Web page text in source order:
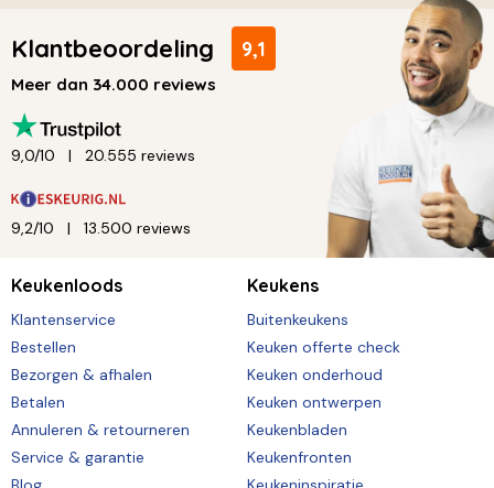
Klantbeoordeling 9,1
Meer dan 34.000 reviews
9,0/10 20.555 reviews
9,2/10 13.500 reviews
Keukenloods
Klantenservice
Bestellen
Bezorgen & afhalen
Betalen
Annuleren & retourneren
Service & garantie
Keukens
Buitenkeukens
Keuken offerte check
Keuken onderhoud
Keuken ontwerpen
Keukenbladen
Keukenfronten